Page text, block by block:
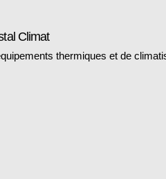
Climat
thermiques et de